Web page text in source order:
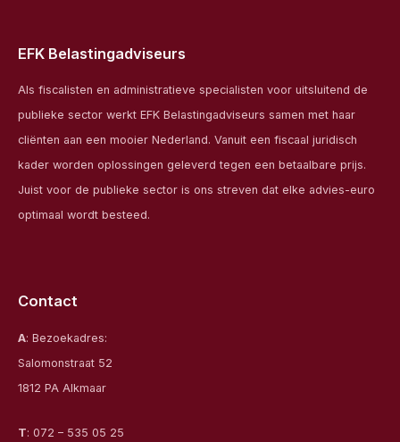
EFK Belastingadviseurs
Als fiscalisten en administratieve specialisten voor uitsluitend de
publieke sector werkt EFK Belastingadviseurs samen met haar
cliënten aan een mooier Nederland. Vanuit een fiscaal juridisch
kader worden oplossingen geleverd tegen een betaalbare prijs.
Juist voor de publieke sector is ons streven dat elke advies-euro
optimaal wordt besteed.
Contact
A: Bezoekadres:
Salomonstraat 52
1812 PA Alkmaar
T: 072 – 535 05 25